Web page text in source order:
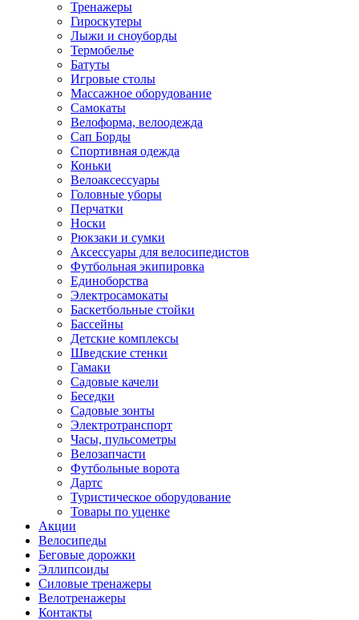
Тренажеры
Гироскутеры
Лыжи и сноуборды
Термобелье
Батуты
Игровые столы
Массажное оборудование
Самокаты
Велоформа, велоодежда
Сап Борды
Спортивная одежда
Коньки
Велоаксессуары
Головные уборы
Перчатки
Носки
Рюкзаки и сумки
Аксессуары для велосипедистов
Футбольная экипировка
Единоборства
Электросамокаты
Баскетбольные стойки
Бассейны
Детские комплексы
Шведские стенки
Гамаки
Садовые качели
Беседки
Садовые зонты
Электротранспорт
Часы, пульсометры
Велозапчасти
Футбольные ворота
Дартс
Туристическое оборудование
Товары по уценке
Акции
Велосипеды
Беговые дорожки
Эллипсоиды
Силовые тренажеры
Велотренажеры
Контакты